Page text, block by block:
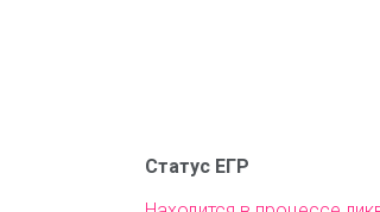
Статус ЕГР